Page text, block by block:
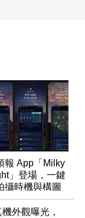
報 App「Milky
」登場，一鍵
攝時機與構圖
外觀曝光，